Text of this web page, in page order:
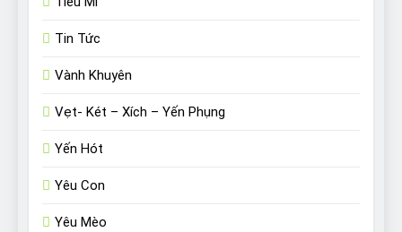
Tin Tức
Vành Khuyên
Vẹt- Két – Xích – Yến Phụng
Yến Hót
Yêu Con
Yêu Mèo